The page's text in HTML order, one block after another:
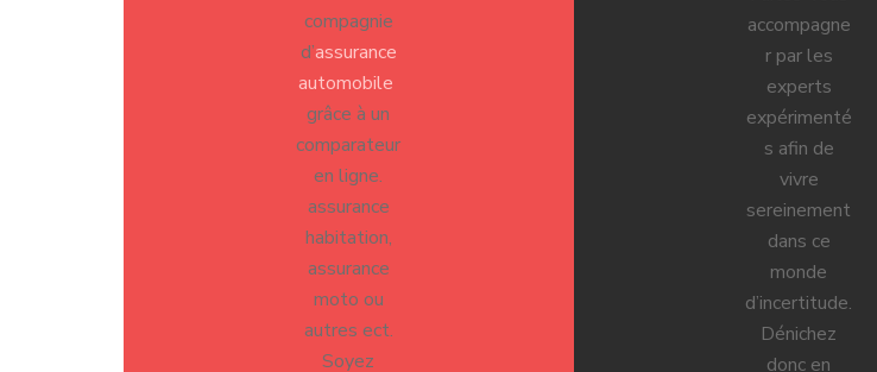
compagnie
d’assurance
automobile
grâce à un
comparateur
en ligne.
assurance
habitation,
assurance
moto ou
autres ect.
Soyez
accompagne
r par les
experts
expérimenté
s afin de
vivre
sereinement
dans ce
monde
d’incertitude.
Dénichez
donc en